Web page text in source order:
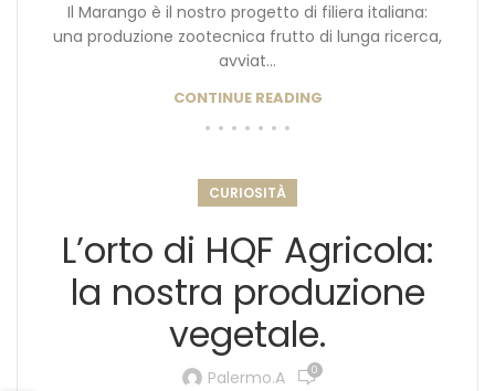
Il Marango è il nostro progetto di filiera italiana:
una produzione zootecnica frutto di lunga ricerca,
avviat...
CONTINUE READING
CURIOSITÀ
L’orto di HQF Agricola:
la nostra produzione
vegetale.
Palermo.a 0